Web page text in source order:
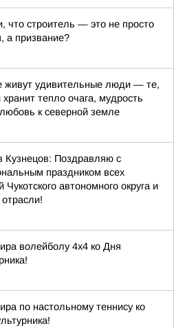
что строитель — это не просто
а призвание?
живут удивительные люди — те,
хранит тепло очага, мудрость
к северной земле
Кузнецов: Поздравляю с
праздником всех
Чукотского автономного округа и
волейболу 4х4 ко Дня
по настольному теннису ко